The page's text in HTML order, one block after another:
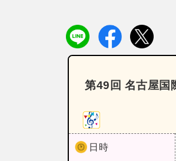
第49回 名古屋国
日時